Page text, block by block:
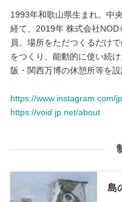
1993年和歌山県生まれ。中
経て、2019年 株式会社
員。場所をただつくるだけ
をつくり、能動的に使い続
阪・関西万博の休憩所等を
https://www.instagram.com/
https://void.jp.net/about
島